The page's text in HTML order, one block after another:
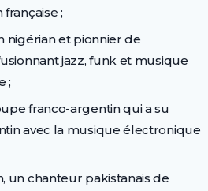
;
nigérian et pionnier de
jazz, funk et musique
;
franco-argentin qui a su
avec la musique électronique
un chanteur pakistanais de